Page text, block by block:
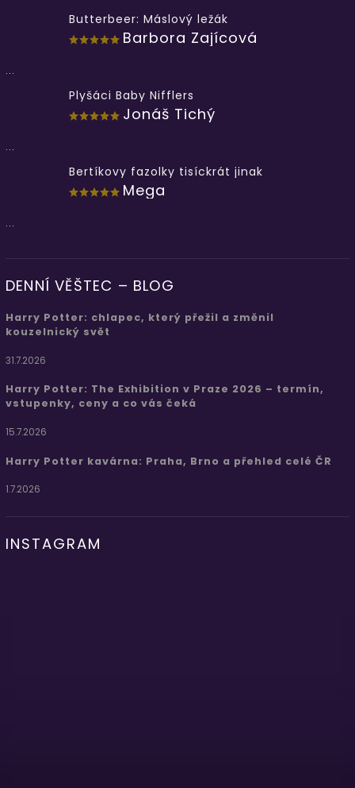
Butterbeer: Máslový ležák
Barbora Zajícová
...
Plyšáci Baby Nifflers
Jonáš Tichý
...
Bertíkovy fazolky tisíckrát jinak
Mega
...
DENNÍ VĚŠTEC – BLOG
Harry Potter: chlapec, který přežil a změnil
kouzelnický svět
31.7.2026
Harry Potter: The Exhibition v Praze 2026 – termín,
vstupenky, ceny a co vás čeká
15.7.2026
Harry Potter kavárna: Praha, Brno a přehled celé ČR
1.7.2026
INSTAGRAM